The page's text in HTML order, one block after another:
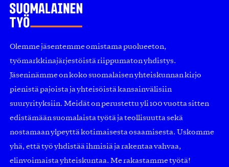
Olemme jäsentemme omistama puolueeton,
työmarkkinajärjestöistä riippumaton yhdistys.
Jäseninämme on koko suomalaisen yhteiskunnan kirjo
pienistä pajoista ja yhteisöistä kansainvälisiin
suuryrityksiin. Meidät on perustettu yli 100 vuotta sitten
edistämään suomalaista työtä ja teollisuutta sekä
nostamaan ylpeyttä kotimaisesta osaamisesta. Uskomme
yhä, että työ yhdistää ihmisiä ja rakentaa vahvaa,
elinvoimaista yhteiskuntaa. Me rakastamme työtä!